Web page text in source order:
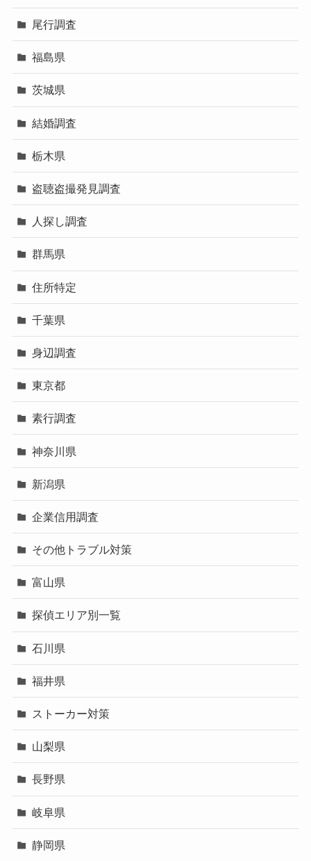
尾行調査
福島県
茨城県
結婚調査
栃木県
盗聴盗撮発見調査
人探し調査
群馬県
住所特定
千葉県
身辺調査
東京都
素行調査
神奈川県
新潟県
企業信用調査
その他トラブル対策
富山県
探偵エリア別一覧
石川県
福井県
ストーカー対策
山梨県
長野県
岐阜県
静岡県